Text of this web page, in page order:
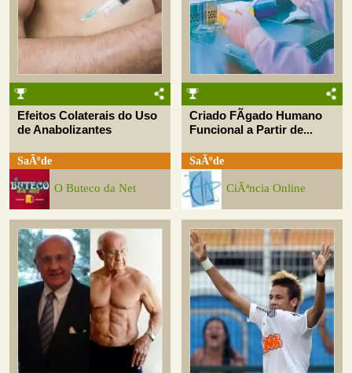
Efeitos Colaterais do Uso
de Anabolizantes
SaÃºde
O Buteco da Net
Criado FÃ­gado Humano
Funcional a Partir de...
SaÃºde
CiÃªncia Online